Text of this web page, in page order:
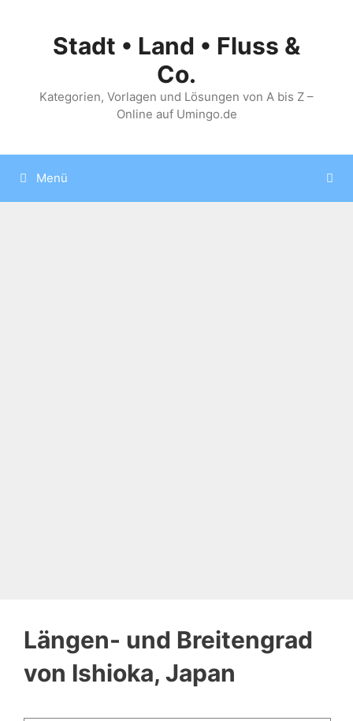
springenStadt • Land • Fluss &
Co.
Kategorien, Vorlagen und Lösungen von A bis Z –
Online auf Umingo.de
Menü
Längen- und Breitengrad
von Ishioka, Japan